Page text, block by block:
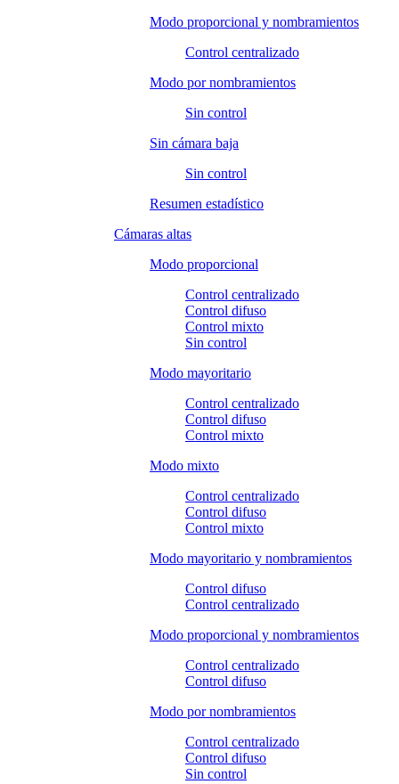
Modo proporcional y nombramientos
Control centralizado
Modo por nombramientos
Sin control
Sin cámara baja
Sin control
Resumen estadístico
Cámaras altas
Modo proporcional
Control centralizado
Control difuso
Control mixto
Sin control
Modo mayoritario
Control centralizado
Control difuso
Control mixto
Modo mixto
Control centralizado
Control difuso
Control mixto
Modo mayoritario y nombramientos
Control difuso
Control centralizado
Modo proporcional y nombramientos
Control centralizado
Control difuso
Modo por nombramientos
Control centralizado
Control difuso
Sin control